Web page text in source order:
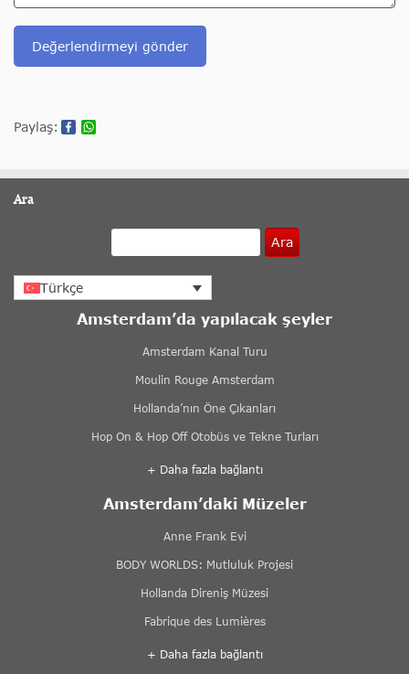
Değerlendirmeyi gönder
Paylaş:
Ara
Ara
Türkçe
Amsterdam’da yapılacak şeyler
Amsterdam Kanal Turu
Moulin Rouge Amsterdam
Hollanda’nın Öne Çıkanları
Hop On & Hop Off Otobüs ve Tekne Turları
+ Daha fazla bağlantı
Amsterdam’daki Müzeler
Anne Frank Evi
BODY WORLDS: Mutluluk Projesi
Hollanda Direniş Müzesi
Fabrique des Lumières
+ Daha fazla bağlantı